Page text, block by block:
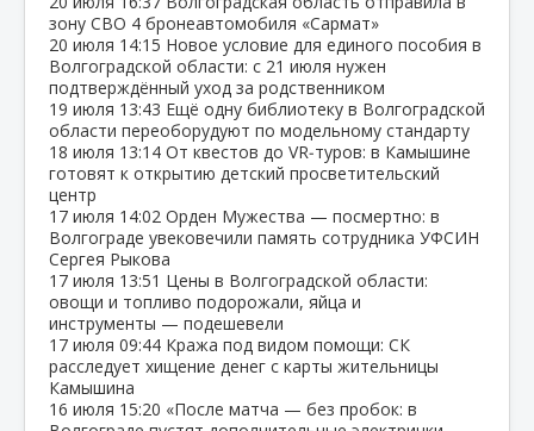
зону СВО 4 бронеавтомобиля «Сармат»
20 июля 14:15 Новое условие для единого пособия в
Волгоградской области: с 21 июля нужен
подтверждённый уход за родственником
19 июля 13:43 Ещё одну библиотеку в Волгоградской
области переоборудуют по модельному стандарту
18 июля 13:14 От квестов до VR‑туров: в Камышине
готовят к открытию детский просветительский
центр
17 июля 14:02 Орден Мужества — посмертно: в
Волгограде увековечили память сотрудника УФСИН
Сергея Рыкова
17 июля 13:51 Цены в Волгоградской области:
овощи и топливо подорожали, яйца и
инструменты — подешевели
17 июля 09:44 Кража под видом помощи: СК
расследует хищение денег с карты жительницы
Камышина
16 июля 15:20 «После матча — без пробок: в